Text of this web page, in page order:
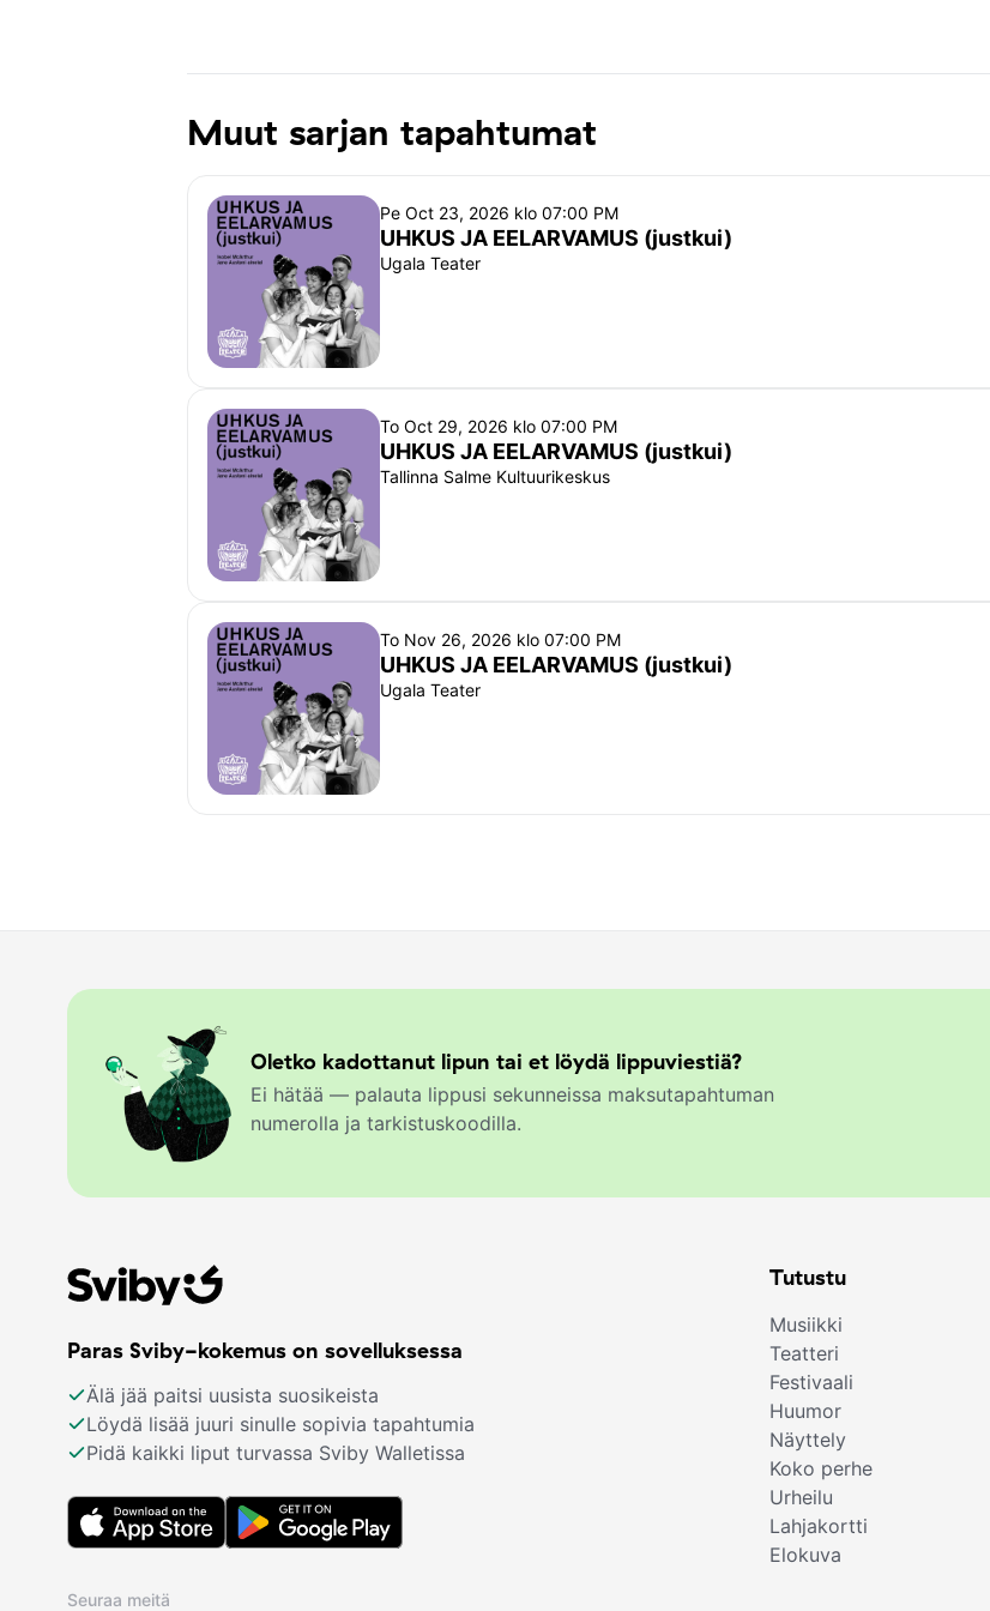
Esietendus Ugala teatri suures saalis 2. märtsil 2024
Ugala Teater SA
Vaksali 7 Viljandi
71020 Viljandi maakond
+372 433 0777
kassa@ugala.ee
Muut sarjan tapahtumat
Pe Oct 23, 2026 klo 07:00 PM
UHKUS JA EELARVAMUS (justkui)
Ugala Teater
To Oct 29, 2026 klo 07:00 PM
UHKUS JA EELARVAMUS (justkui)
Tallinna Salme Kultuurikeskus
To Nov 26, 2026 klo 07:00 PM
UHKUS JA EELARVAMUS (justkui)
Ugala Teater
Oletko kadottanut lipun tai et löydä lippuviestiä?
Ei hätää — palauta lippusi sekunneissa maksutapahtuman
numerolla ja tarkistuskoodilla.
Paras Sviby-kokemus on sovelluksessa
Älä jää paitsi uusista suosikeista
Löydä lisää juuri sinulle sopivia tapahtumia
Pidä kaikki liput turvassa Sviby Walletissa
Seuraa meitä
Tutustu
Musiikki
Teatteri
Festivaali
Huumor
Näyttely
Koko perhe
Urheilu
Lahjakortti
Elokuva